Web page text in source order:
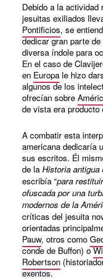
Debido a la actividad
jesuitas exiliados
Pontificios, se
dedicar gran parte
diversa índole para
En el caso de
en Europa le hizo
algunos de los
ofrecían sobre
de vista era producto
A combatir esta
americana dedicaría
sus escritos. Él
de la Historia antigua
escribía “para
ofuscada por una
modernos de la
críticas del jesuita
orientadas
Pauw, otros como
conde de Buffon) o
Robertson
exentos.